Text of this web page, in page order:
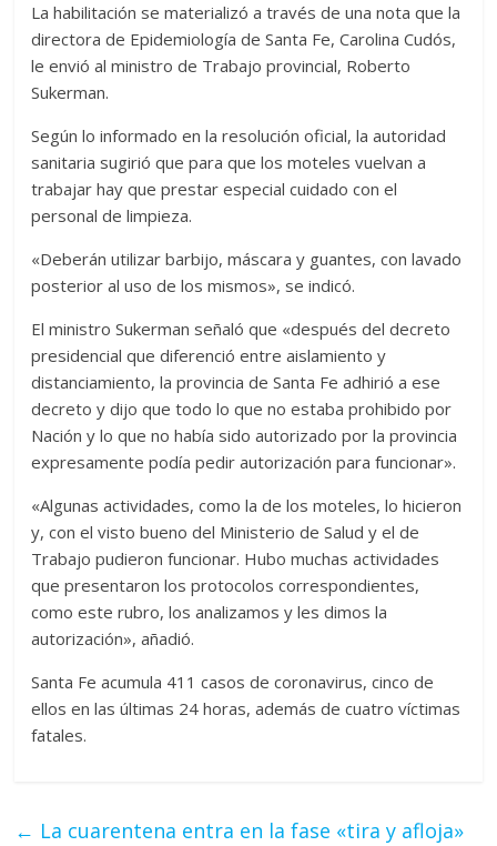
La habilitación se materializó a través de una nota que la
directora de Epidemiología de Santa Fe, Carolina Cudós,
le envió al ministro de Trabajo provincial, Roberto
Sukerman.
Según lo informado en la resolución oficial, la autoridad
sanitaria sugirió que para que los moteles vuelvan a
trabajar hay que prestar especial cuidado con el
personal de limpieza.
«Deberán utilizar barbijo, máscara y guantes, con lavado
posterior al uso de los mismos», se indicó.
El ministro Sukerman señaló que «después del decreto
presidencial que diferenció entre aislamiento y
distanciamiento, la provincia de Santa Fe adhirió a ese
decreto y dijo que todo lo que no estaba prohibido por
Nación y lo que no había sido autorizado por la provincia
expresamente podía pedir autorización para funcionar».
«Algunas actividades, como la de los moteles, lo hicieron
y, con el visto bueno del Ministerio de Salud y el de
Trabajo pudieron funcionar. Hubo muchas actividades
que presentaron los protocolos correspondientes,
como este rubro, los analizamos y les dimos la
autorización», añadió.
Santa Fe acumula 411 casos de coronavirus, cinco de
ellos en las últimas 24 horas, además de cuatro víctimas
fatales.
← La cuarentena entra en la fase «tira y afloja»